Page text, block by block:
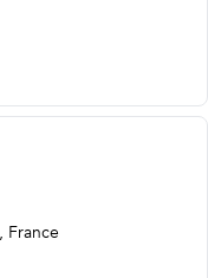
France